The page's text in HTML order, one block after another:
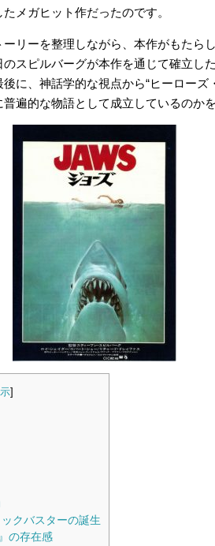
メガヒット作だったのです。
リーを整理しながら、本作がもたら
スピルバーグが本作を通じて確立し
に、神話学的な視点から“ヒーローズ
遍的な物語として成立しているのか
]
クバスターの誕生
の存在感